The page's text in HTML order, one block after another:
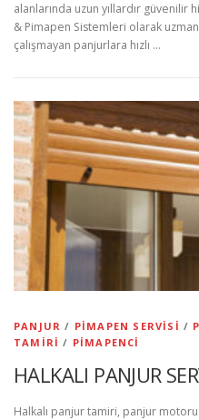
alanlarında uzun yıllardır güvenilir
& Pimapen Sistemleri olarak uzman
çalışmayan panjurlara hızlı …
PANJUR / PIMAPEN SERVISI /
TAMIRI / PIMAPENCI
HALKALI PANJUR
Halkalı panjur tamiri, panjur